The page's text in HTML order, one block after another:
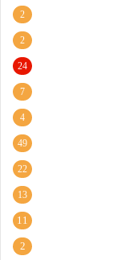
2
2
24
7
4
49
22
13
11
2